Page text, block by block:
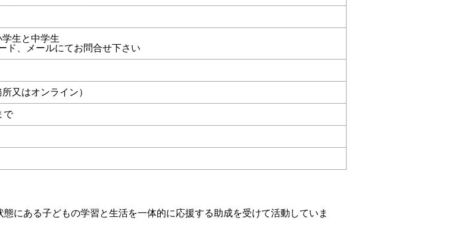
生と中学生
ド、メールにてお問合せ下さい
又はオンライン）
で
にある子どもの学習と生活を一体的に応援する助成を受けて活動していま